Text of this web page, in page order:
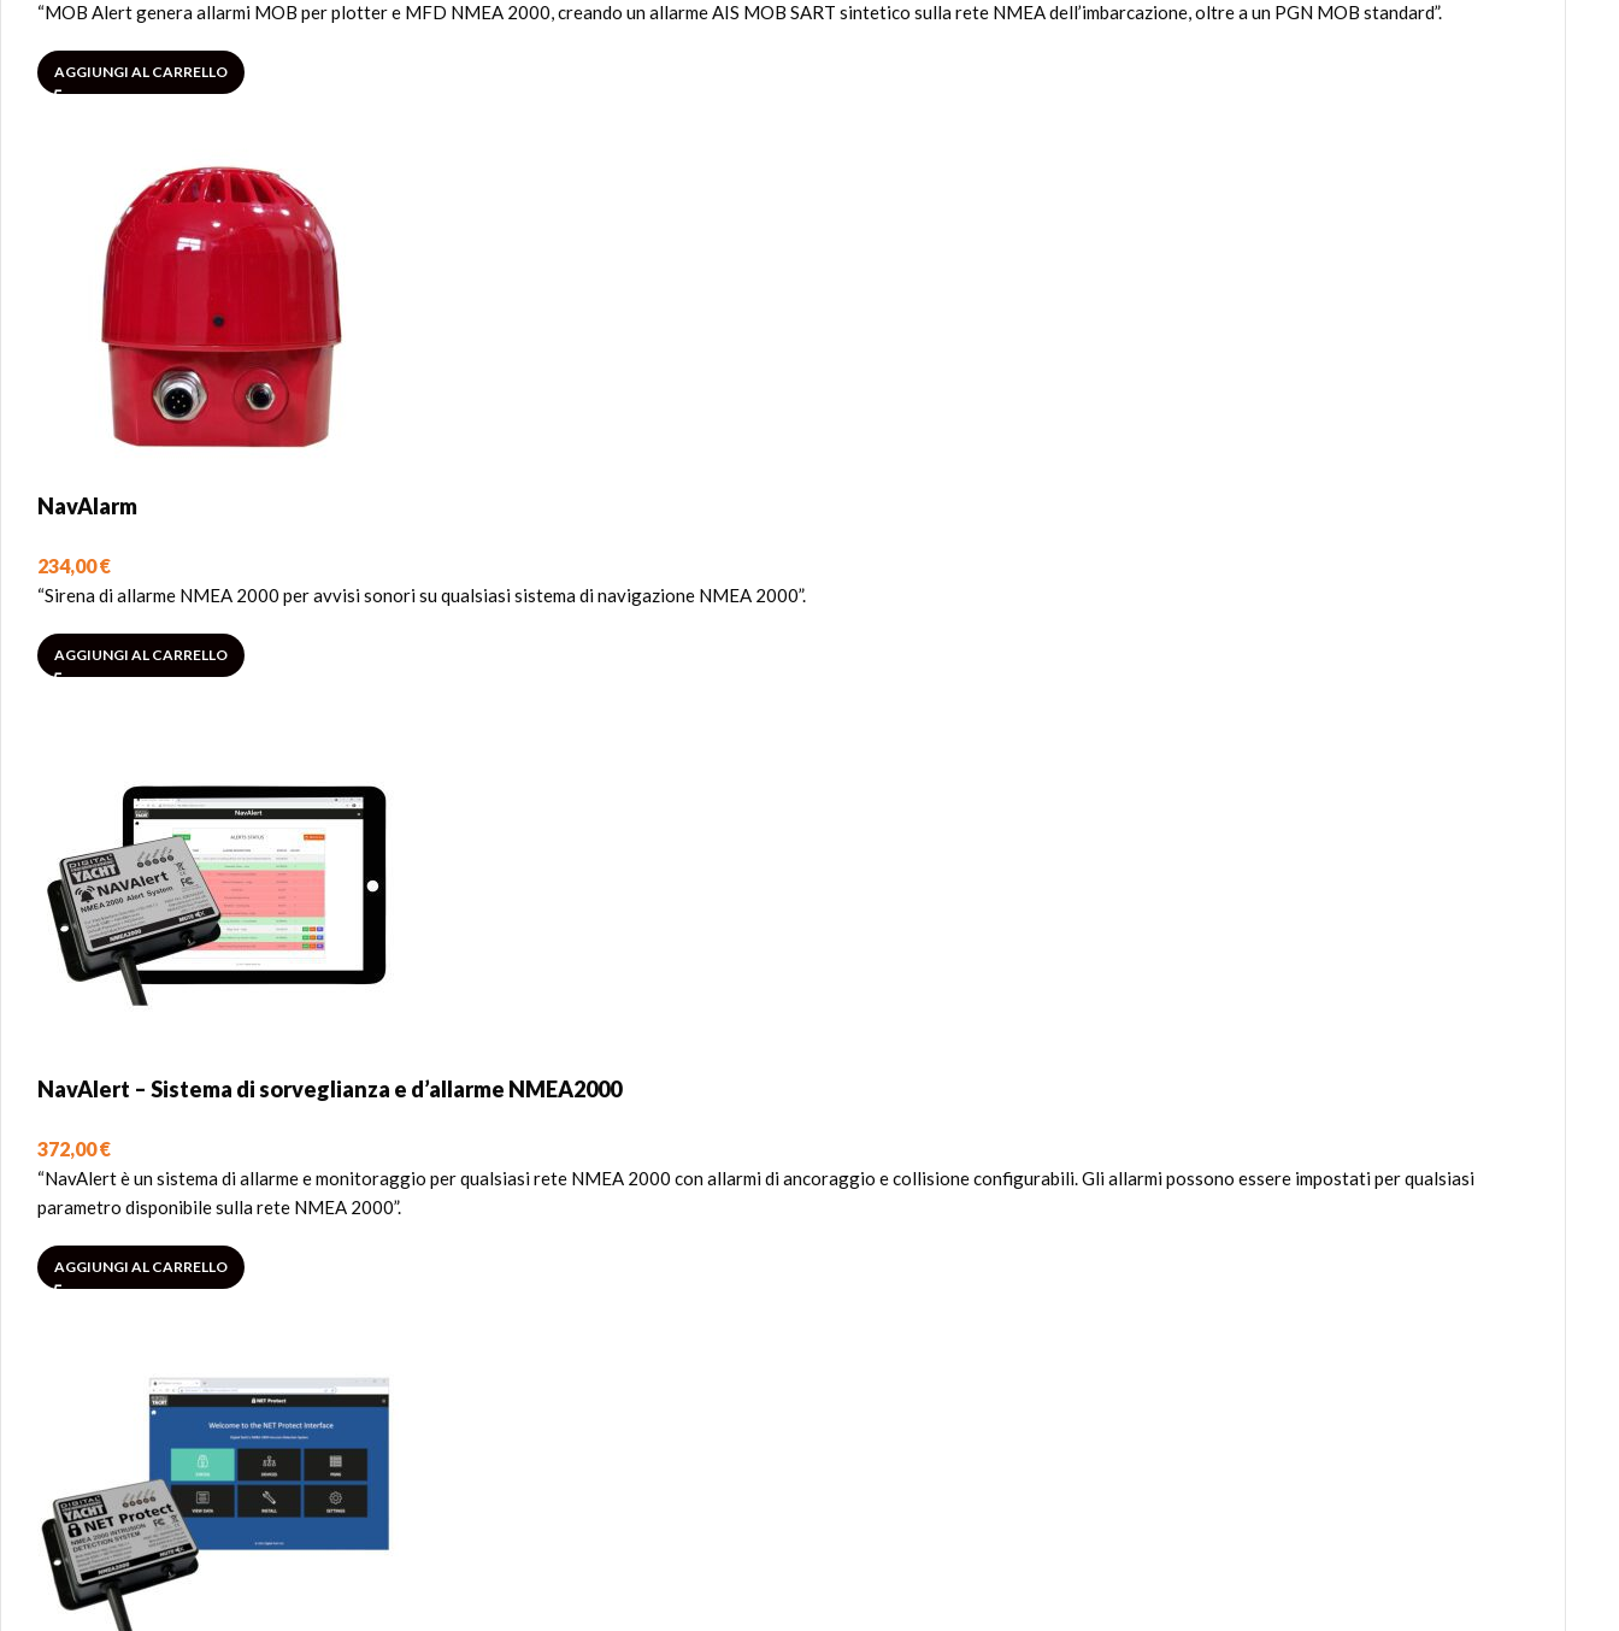
“MOB Alert genera allarmi MOB per plotter e MFD NMEA 2000, creando un allarme AIS MOB SART sintetico sulla rete NMEA dell’imbarcazione, oltre a un PGN MOB standard”.
AGGIUNGI AL CARRELLO
NavAlarm
234,00€
“Sirena di allarme NMEA 2000 per avvisi sonori su qualsiasi sistema di navigazione NMEA 2000”.
AGGIUNGI AL CARRELLO
NavAlert – Sistema di sorveglianza e d’allarme NMEA2000
372,00€
“NavAlert è un sistema di allarme e monitoraggio per qualsiasi rete NMEA 2000 con allarmi di ancoraggio e collisione configurabili. Gli allarmi possono essere impostati per qualsiasi
parametro disponibile sulla rete NMEA 2000”.
AGGIUNGI AL CARRELLO